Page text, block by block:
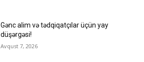
Gənc alim və tədqiqatçılar üçün yay
düşərgəsi!
Avqust 7, 2026